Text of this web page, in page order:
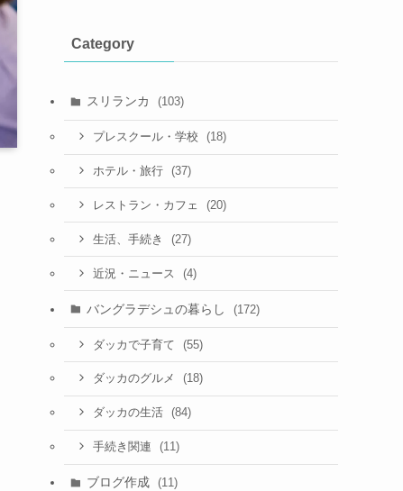
Category
スリランカ (103)
プレスクール・学校 (18)
ホテル・旅行 (37)
レストラン・カフェ (20)
生活、手続き (27)
近況・ニュース (4)
バングラデシュの暮らし (172)
ダッカで子育て (55)
ダッカのグルメ (18)
ダッカの生活 (84)
手続き関連 (11)
ブログ作成 (11)